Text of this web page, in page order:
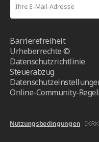
Barrierefreiheit
Urheberrechte ©
Datenschutzrichtlinie
Steuerabzug
Online-Community-
Nutzungsbedingungen -